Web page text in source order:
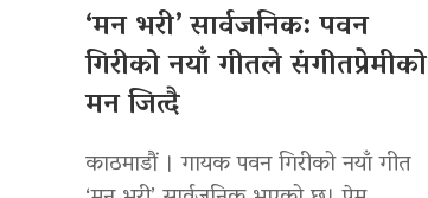
‘मन भरी’ सार्वजनिक: पवन
गिरीको नयाँ गीतले संगीतप्रेमीको
मन जित्दै
काठमाडौं । गायक पवन गिरीको नयाँ गीत